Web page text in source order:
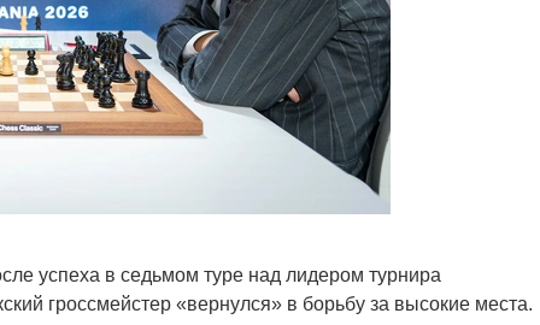
успеха в седьмом туре над лидером турнира
гроссмейстер «вернулся» в борьбу за высокие места.